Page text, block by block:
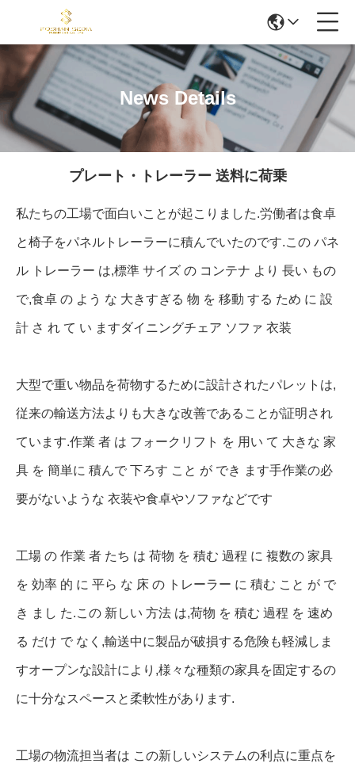
News Details
プレート・トレーラー 送料に荷乗
私たちの工場で面白いことが起こりました.労働者は食卓
と椅子をパネルトレーラーに積んでいたのです.この パネ
ル トレーラー は,標準 サイズ の コンテナ より 長い もの
で,食卓 の よう な 大きすぎる 物 を 移動 する ため に 設
計 さ れ て い ますダイニングチェア ソファ 衣装
大型で重い物品を荷物するために設計されたパレットは,
従来の輸送方法よりも大きな改善であることが証明され
ています.作業 者 は フォークリフト を 用い て 大きな 家
具 を 簡単に 積んで 下ろす こと が でき ます手作業の必
要がないような 衣装や食卓やソファなどです
工場 の 作業 者 たち は 荷物 を 積む 過程 に 複数の 家具
を 効率 的 に 平ら な 床 の トレーラー に 積む こと が で
き まし た.この 新しい 方法 は,荷物 を 積む 過程 を 速め
る だけ で なく,輸送中に製品が破損する危険も軽減しま
すオープンな設計により,様々な種類の家具を固定するの
に十分なスペースと柔軟性があります.
工場の物流担当者は この新しいシステムの利点に重点を